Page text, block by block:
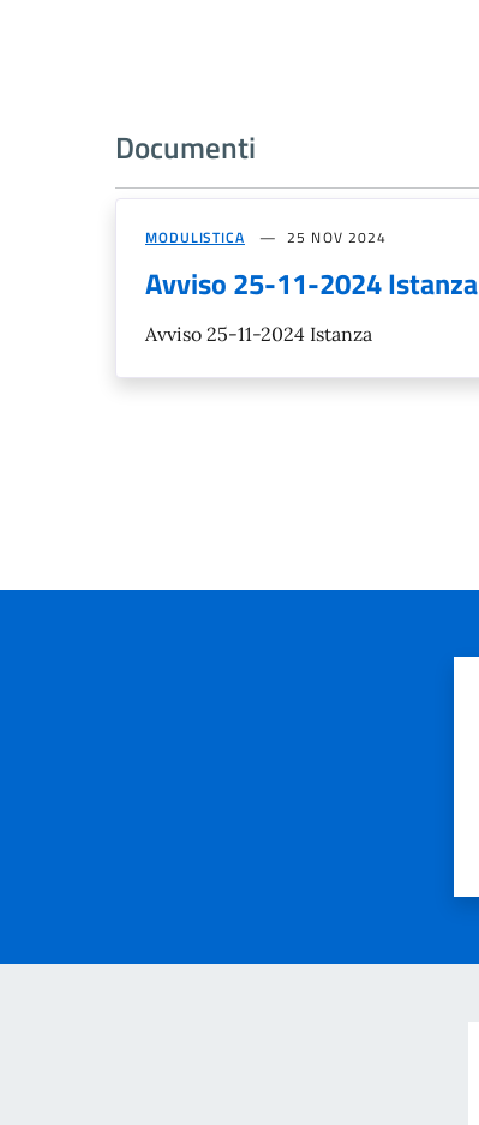
Documenti
MODULISTICA 25 NOV 2024
Avviso 25-11-2024 Istanza
Avviso 25-11-2024 Istanza